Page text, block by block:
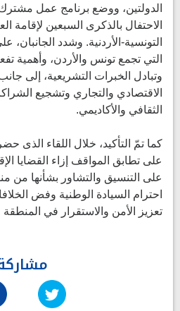
الاحتفال بالذكرى السبعين لإقامة
التونسية-الأردنية. وشدد الجانبان،
التي تجمع تونس والأردن، وأهمية
وتبادل الخبرات التشريعية، إلى
الاقتصادي والتجاري وتشجيع
الثقافي والأكاديمي.
كما تمّ التأكيد، خلال اللقاء الذى
على تطابق المواقف إزاء القضايا
على التنسيق والتشاور بشأنها من
احترام السيادة الوطنية وفض
تعزيز الأمن والاستقرار في المنطقة